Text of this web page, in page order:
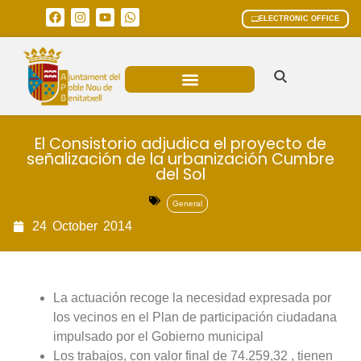
ELECTRONIC OFFICE
El Consistorio adjudica el proyecto de
señalización de la urbanización Cumbre
del Sol
General
24 October 2014
La actuación recoge la necesidad expresada por
los vecinos en el Plan de participación ciudadana
impulsado por el Gobierno municipal
Los trabajos, con valor final de 74.259,32 , tienen